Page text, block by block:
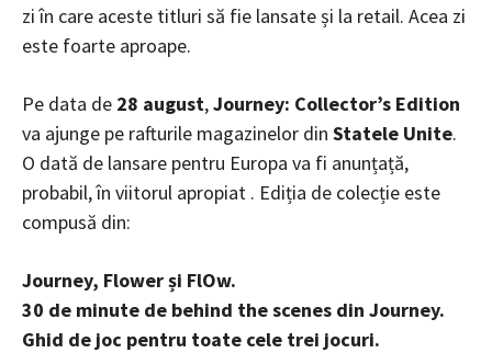
zi în care aceste titluri să fie lansate și la retail. Acea zi
este foarte aproape.
Pe data de 28 august,Journey: Collector’s Edition
va ajunge pe rafturile magazinelor din Statele Unite.
O dată de lansare pentru Europa va fi anunțață,
probabil, în viitorul apropiat . Ediția de colecție este
compusă din:
Journey, Flower și FlOw.
30 de minute de behind the scenes din Journey.
Ghid de joc pentru toate cele trei jocuri.